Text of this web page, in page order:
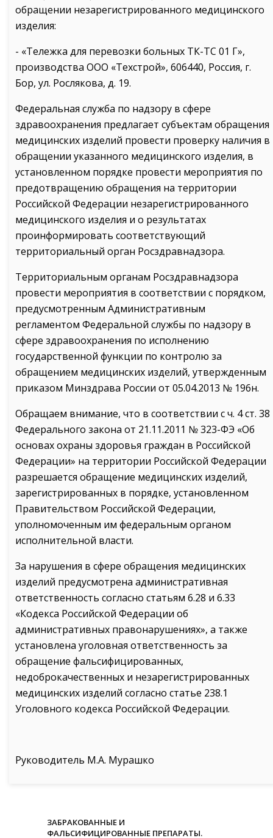
обращении незарегистрированного медицинского
изделия:
- «Тележка для перевозки больных ТК-ТС 01 Г»,
производства ООО «Техстрой», 606440, Россия, г.
Бор, ул. Рослякова, д. 19.
Федеральная служба по надзору в сфере
здравоохранения предлагает субъектам обращения
медицинских изделий провести проверку наличия в
обращении указанного медицинского изделия, в
установленном порядке провести мероприятия по
предотвращению обращения на территории
Российской Федерации незарегистрированного
медицинского изделия и о результатах
проинформировать соответствующий
территориальный орган Росздравнадзора.
Территориальным органам Росздравнадзора
провести мероприятия в соответствии с порядком,
предусмотренным Административным
регламентом Федеральной службы по надзору в
сфере здравоохранения по исполнению
государственной функции по контролю за
обращением медицинских изделий, утвержденным
приказом Минздрава России от 05.04.2013 № 196н.
Обращаем внимание, что в соответствии с ч. 4 ст. 38
Федерального закона от 21.11.2011 № 323-ФЭ «Об
основах охраны здоровья граждан в Российской
Федерации» на территории Российской Федерации
разрешается обращение медицинских изделий,
зарегистрированных в порядке, установленном
Правительством Российской Федерации,
уполномоченным им федеральным органом
исполнительной власти.
За нарушения в сфере обращения медицинских
изделий предусмотрена административная
ответственность согласно статьям 6.28 и 6.33
«Кодекса Российской Федерации об
административных правонарушениях», а также
установлена уголовная ответственность за
обращение фальсифицированных,
недоброкачественных и незарегистрированных
медицинских изделий согласно статье 238.1
Уголовного кодекса Российской Федерации.
Руководитель М.А. Мурашко
ЗАБРАКОВАННЫЕ И
ФАЛЬСИФИЦИРОВАННЫЕ ПРЕПАРАТЫ.